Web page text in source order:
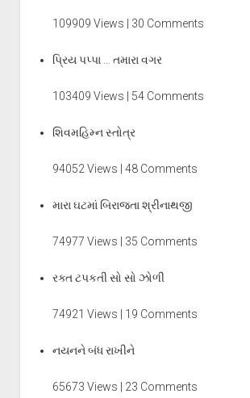
109909 Views | 30 Comments
પ્રિય પપ્પા … તમારા વગર
103409 Views | 54 Comments
શિવમહિમ્ન સ્તોત્ર
94052 Views | 48 Comments
મારા ઘટમાં બિરાજતા શ્રીનાથજી
74977 Views | 35 Comments
રક્ત ટપકતી સો સો ઝોળી
74921 Views | 19 Comments
નયનને બંધ રાખીને
65673 Views | 23 Comments